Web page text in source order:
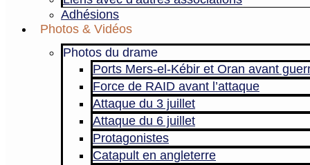
Adhésions
Photos & Vidéos
Photos du drame
Ports Mers-el-Kébir et Oran avant
Force de RAID avant l’attaque
Attaque du 3 juillet
Attaque du 6 juillet
Protagonistes
Catapult en angleterre